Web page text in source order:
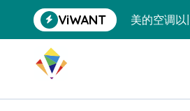
到
ViWANT
美的空调以
黄金瞬间
特斯拉中